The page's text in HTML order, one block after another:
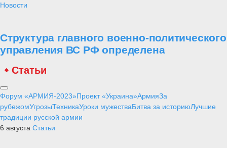
Новости
Структура главного военно-политического
управления ВС РФ определена
Статьи
Форум «АРМИЯ-2023»Проект «Украина»АрмияЗа
рубежомУгрозыТехникаУроки мужестваБитва за историюЛучшие
традиции русской армии
6 августа Статьи